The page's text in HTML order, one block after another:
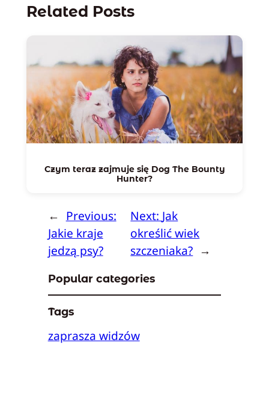
Related Posts
Czym teraz zajmuje się Dog The Bounty
Hunter?
← Previous:
Jakie kraje
jedzą psy?
Next: Jak
określić wiek
szczeniaka? →
Popular categories
Tags
zaprasza widzów